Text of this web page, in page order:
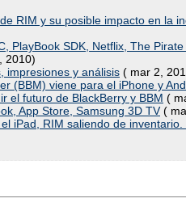
RIM y su posible impacto en la
PlayBook SDK, Netflix, The
2010)
impresiones y análisis ( mar 2,
(BBM) viene para el iPhone y
el futuro de BlackBerry y BBM (
App Store, Samsung 3D TV(
iPad, RIM saliendo de inventario.